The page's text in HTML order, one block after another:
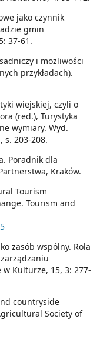
jako czynnik
gmin
37-61.
i możliwości
przykładach).
wiejskiej, czyli o
(red.), Turystyka
wymiary. Wyd.
s. 203-208.
Poradnik dla
Kraków.
Tourism
Tourism and
zasób wspólny. Rola
Kulturze, 15, 3: 277-
countryside
Society of